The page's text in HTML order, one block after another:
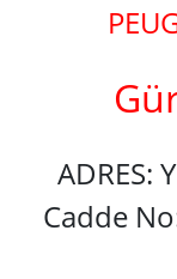
ADRES:
Cadde